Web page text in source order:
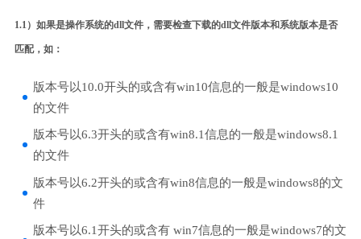
1.1）如果是操作系统的dll文件，需要检查下载的dll文件版本和系统版本是否
匹配，如：
版本号以10.0开头的或含有win10信息的一般是windows10
的文件
版本号以6.3开头的或含有win8.1信息的一般是windows8.1
的文件
版本号以6.2开头的或含有win8信息的一般是windows8的文
件
版本号以6.1开头的或含有 win7信息的一般是windows7的文